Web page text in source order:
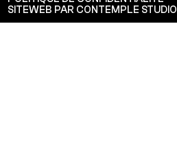
SITEWEB PAR CONTEMPLE STUDIO